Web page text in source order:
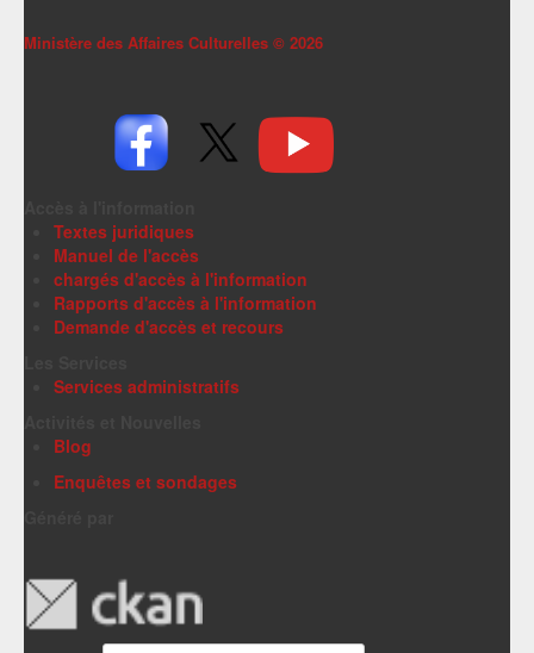
Ministère des Affaires Culturelles © 2026
Textes juridiques
Manuel de l'accès
chargés d'accès à l'information
Rapports d'accès à l'information
Demande d'accès et recours
Services administratifs
Blog
Enquêtes et sondages